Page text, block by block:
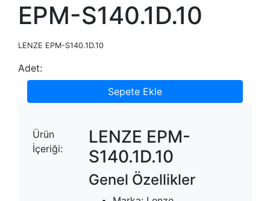
EPM-S140.1D.10
LENZE EPM-S140.1D.10
Adet:
Sepete Ekle
Ürün
İçeriği:
LENZE EPM-
S140.1D.10
Genel Özellikler